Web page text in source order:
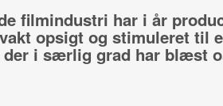
filmindustri har i år
opsigt og stimuleret til
der i særlig grad har blæst